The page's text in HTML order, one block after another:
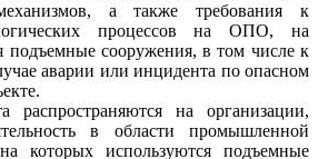
а также требования к
процессов на ОПО, на
подъемные сооружения, в том числе к
аварии или инцидента по опасном
распространяются на организации,
в области промышленной
которых используются подъемные